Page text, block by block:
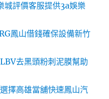
評價客服提供3a娛樂
鳳山借錢確保設備新竹
去黑頭粉刺泥膜幫助
擇高雄當舖快速鳳山汽